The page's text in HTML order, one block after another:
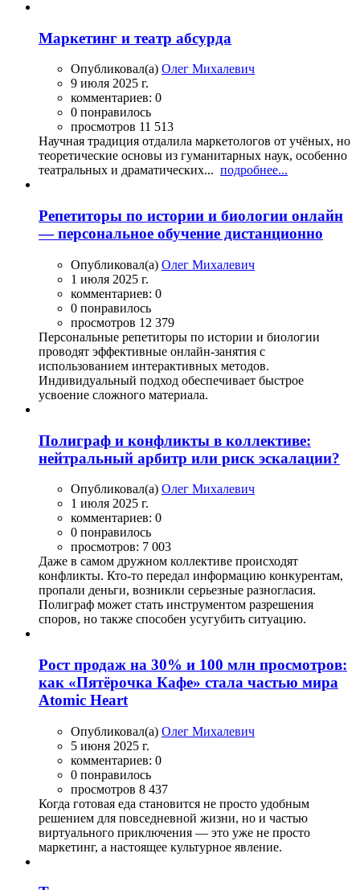
Маркетинг и театр абсурда
Опубликовал(а) Олег Михалевич
9 июля 2025 г.
комментариев: 0
0 понравилось
просмотров 11 513
Научная традиция отдалила маркетологов от учёных, но
теоретические основы из гуманитарных наук, особенно
театральных и драматических... подробнее...
Репетиторы по истории и биологии онлайн
— персональное обучение дистанционно
Опубликовал(а) Олег Михалевич
1 июля 2025 г.
комментариев: 0
0 понравилось
просмотров 12 379
Персональные репетиторы по истории и биологии
проводят эффективные онлайн-занятия с
использованием интерактивных методов.
Индивидуальный подход обеспечивает быстрое
усвоение сложного материала.
Полиграф и конфликты в коллективе:
нейтральный арбитр или риск эскалации?
Опубликовал(а) Олег Михалевич
1 июля 2025 г.
комментариев: 0
0 понравилось
просмотров: 7 003
Даже в самом дружном коллективе происходят
конфликты. Кто-то передал информацию конкурентам,
пропали деньги, возникли серьезные разногласия.
Полиграф может стать инструментом разрешения
споров, но также способен усугубить ситуацию.
Рост продаж на 30% и 100 млн просмотров:
как «Пятёрочка Кафе» стала частью мира
Atomic Heart
Опубликовал(а) Олег Михалевич
5 июня 2025 г.
комментариев: 0
0 понравилось
просмотров 8 437
Когда готовая еда становится не просто удобным
решением для повседневной жизни, но и частью
виртуального приключения — это уже не просто
маркетинг, а настоящее культурное явление.